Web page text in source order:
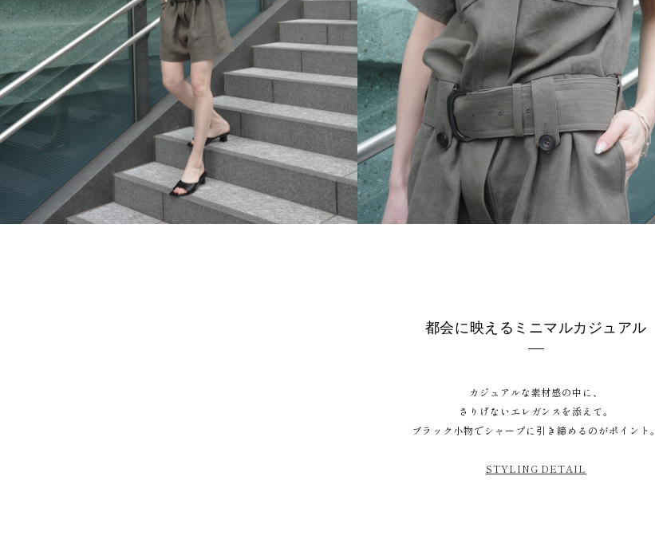
都会に映えるミニマルカジュアル
カジュアルな素材感の中に、
さりげないエレガンスを添えて。
ブラック小物でシャープに引き締めるのがポイント。
STYLING DETAIL